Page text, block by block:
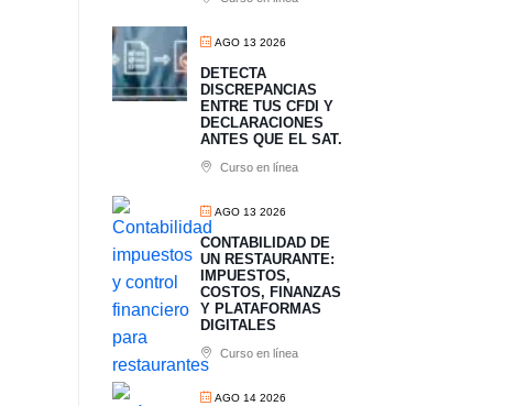
AGO 13 2026
​DETECTA
DISCREPANCIAS
ENTRE TUS CFDI Y
DECLARACIONES
ANTES QUE EL SAT.
Curso en línea
AGO 13 2026
CONTABILIDAD DE
UN RESTAURANTE:
IMPUESTOS,
COSTOS, FINANZAS
Y PLATAFORMAS
DIGITALES
Curso en línea
AGO 14 2026